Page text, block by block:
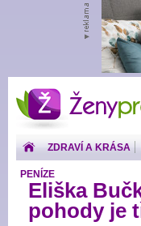
ZDRAVÍ A KRÁSA
PENÍZE
Eliška
pohody je